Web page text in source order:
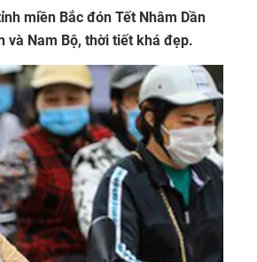
miền Bắc đón Tết Nhâm Dần
và Nam Bộ, thời tiết khá đẹp.